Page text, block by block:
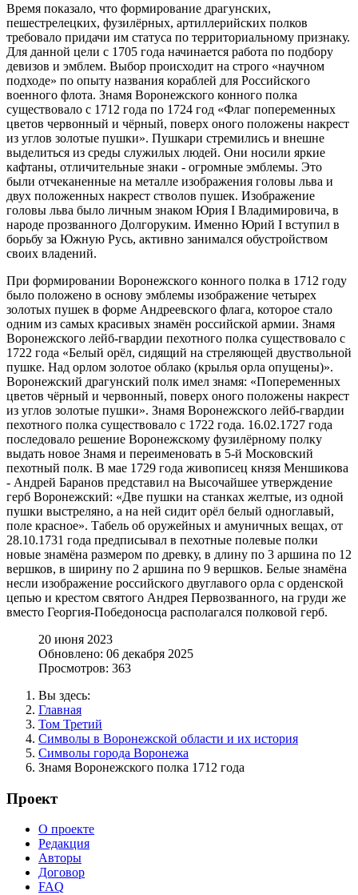
Время показало, что формирование драгунских,
пешестрелецких, фузилёрных, артиллерийских полков
требовало придачи им статуса по территориальному признаку.
Для данной цели с 1705 года начинается работа по подбору
девизов и эмблем. Выбор происходит на строго «научном
подходе» по опыту названия кораблей для Российского
военного флота. Знамя Воронежского конного полка
существовало с 1712 года по 1724 год «Флаг попеременных
цветов червонный и чёрный, поверх оного положены накрест
из углов золотые пушки». Пушкари стремились и внешне
выделиться из среды служилых людей. Они носили яркие
кафтаны, отличительные знаки - огромные эмблемы. Это
были отчеканенные на металле изображения головы льва и
двух положенных накрест стволов пушек. Изображение
головы льва было личным знаком Юрия I Владимировича, в
народе прозванного Долгоруким. Именно Юрий I вступил в
борьбу за Южную Русь, активно занимался обустройством
своих владений.
При формировании Воронежского конного полка в 1712 году
было положено в основу эмблемы изображение четырех
золотых пушек в форме Андреевского флага, которое стало
одним из самых красивых знамён российской армии. Знамя
Воронежского лейб-гвардии пехотного полка существовало с
1722 года «Белый орёл, сидящий на стреляющей двуствольной
пушке. Над орлом золотое облако (крылья орла опущены)».
Воронежский драгунский полк имел знамя: «Попеременных
цветов чёрный и червонный, поверх оного положены накрест
из углов золотые пушки». Знамя Воронежского лейб-гвардии
пехотного полка существовало с 1722 года. 16.02.1727 года
последовало решение Воронежскому фузилёрному полку
выдать новое Знамя и переименовать в 5-й Московский
пехотный полк. В мае 1729 года живописец князя Меншикова
- Андрей Баранов представил на Высочайшее утверждение
герб Воронежский: «Две пушки на станках желтые, из одной
пушки выстреляно, а на ней сидит орёл белый одноглавый,
поле красное». Табель об оружейных и амуничных вещах, от
28.10.1731 года предписывал в пехотные полевые полки
новые знамёна размером по древку, в длину по 3 аршина по 12
вершков, в ширину по 2 аршина по 9 вершков. Белые знамёна
несли изображение российского двуглавого орла с орденской
цепью и крестом святого Андрея Первозванного, на груди же
вместо Георгия-Победоносца располагался полковой герб.
20 июня 2023
Обновлено: 06 декабря 2025
Просмотров: 363
Вы здесь:
Главная
Том Третий
Символы в Воронежской области и их история
Символы города Воронежа
Знамя Воронежского полка 1712 года
Проект
О проекте
Редакция
Авторы
Договор
FAQ